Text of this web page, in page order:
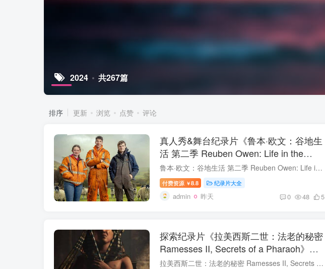
2024 共267篇
排序 更新 浏览 点赞 评论
真人秀&舞台纪录片《鲁本·欧文：谷地生
活 第二季 Reuben Owen: Life in the
Dales》下载
鲁本·欧文：谷地生活 第二季 Reuben Owen: Life in the Dales 类型: 真人秀&舞台 出品方: Channel 5 制片国家/地区: 英国 语言: 英语 首播: 2024 集数: 1 鲁本·欧文：谷地生活 第二季 简...
付费资源 ￥8.8 纪录片大全
admin 昨天 0 48 5
探索纪录片《拉美西斯二世：法老的秘密
Ramesses II, Secrets of a Pharaoh》下
载
拉美西斯二世：法老的秘密 Ramesses II, Secrets of a Pharaoh 类型: 探索 制片国家/地区: 法国 语言: 英语 首播: 2024 集数: 3 拉美西斯二世：法老的秘密 简介 《拉美西斯二世：法老的秘密》深...